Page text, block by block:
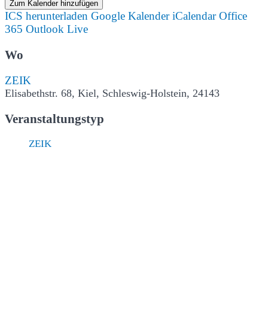
Zum Kalender hinzufügen
ICS herunterladen Google Kalender iCalendar Office
365 Outlook Live
Wo
ZEIK
Elisabethstr. 68, Kiel, Schleswig-Holstein, 24143
Veranstaltungstyp
ZEIK